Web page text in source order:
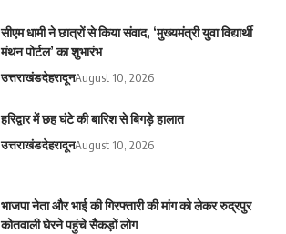
सीएम धामी ने छात्रों से किया संवाद, ‘मुख्यमंत्री युवा विद्यार्थी
मंथन पोर्टल’ का शुभारंभ
उत्तराखंडदेहरादूनAugust 10, 2026
हरिद्वार में छह घंटे की बारिश से बिगड़े हालात
उत्तराखंडदेहरादूनAugust 10, 2026
भाजपा नेता और भाई की गिरफ्तारी की मांग को लेकर रुद्रपुर
कोतवाली घेरने पहुंचे सैकड़ों लोग